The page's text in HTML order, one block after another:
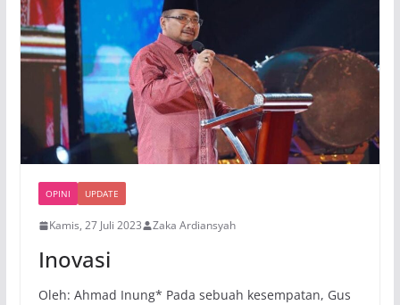
OPINI UPDATE
Kamis, 27 Juli 2023 Zaka Ardiansyah
Inovasi
Oleh: Ahmad Inung* Pada sebuah kesempatan, Gus